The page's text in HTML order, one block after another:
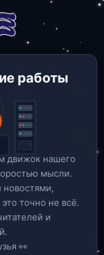
работы
движок нашего
мысли.
точно не всё.
и
👀